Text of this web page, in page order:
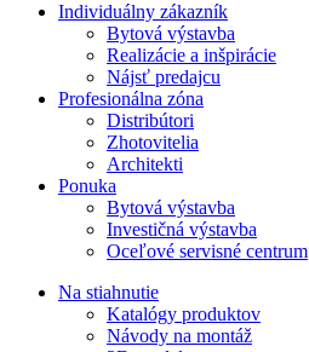
Individuálny zákazník
Bytová výstavba
Realizácie a inšpirácie
Nájsť predajcu
Profesionálna zóna
Distribútori
Zhotovitelia
Architekti
Ponuka
Bytová výstavba
Investičná výstavba
Oceľové servisné centrum
Na stiahnutie
Katalógy produktov
Návody na montáž